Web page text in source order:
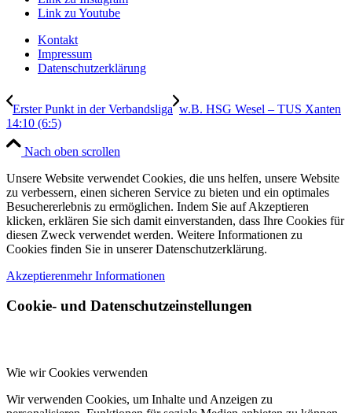
Link zu Youtube
Kontakt
Impressum
Datenschutzerklärung
Erster Punkt in der Verbandsliga w.B. HSG Wesel – TUS Xanten
14:10 (6:5)
Nach oben scrollen
Unsere Website verwendet Cookies, die uns helfen, unsere Website
zu verbessern, einen sicheren Service zu bieten und ein optimales
Besuchererlebnis zu ermöglichen. Indem Sie auf Akzeptieren
klicken, erklären Sie sich damit einverstanden, dass Ihre Cookies für
diesen Zweck verwendet werden. Weitere Informationen zu
Cookies finden Sie in unserer Datenschutzerklärung.
Akzeptierenmehr Informationen
Cookie- und Datenschutzeinstellungen
Wie wir Cookies verwenden
Wir verwenden Cookies, um Inhalte und Anzeigen zu